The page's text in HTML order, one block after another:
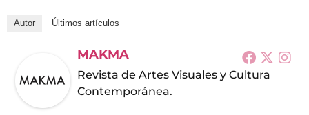
Autor Últimos artículos
MAKMA
Revista de Artes Visuales y Cultura
Contemporánea.